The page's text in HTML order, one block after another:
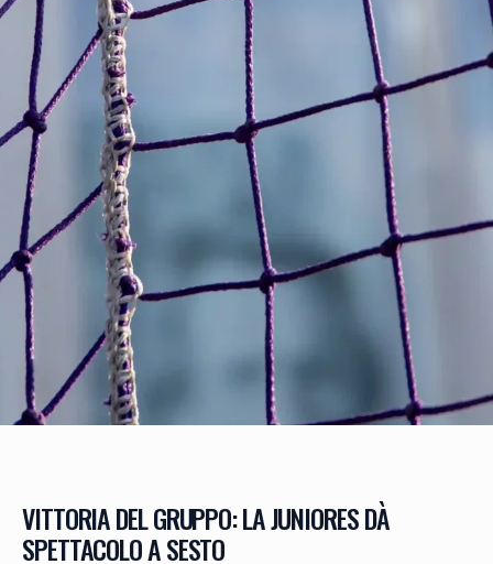
VITTORIA DEL GRUPPO: LA JUNIORES DÀ
SPETTACOLO A SESTO